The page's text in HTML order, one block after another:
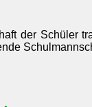
der Schüler